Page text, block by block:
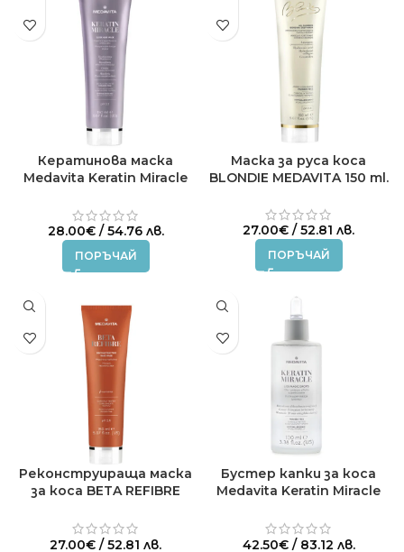
Кератинова маска
Medavita Keratin Miracle
28.00€/ 54.76 лв.
ПОРЪЧАЙ
Маска за руса коса
BLONDIE MEDAVITA 150 ml.
27.00€ / 52.81 лв.
ПОРЪЧАЙ
Реконструираща маска
за коса BETA REFIBRE
27.00€ / 52.81 лв.
Бустер капки за коса
Medavita Keratin Miracle
42.50€/ 83.12 лв.